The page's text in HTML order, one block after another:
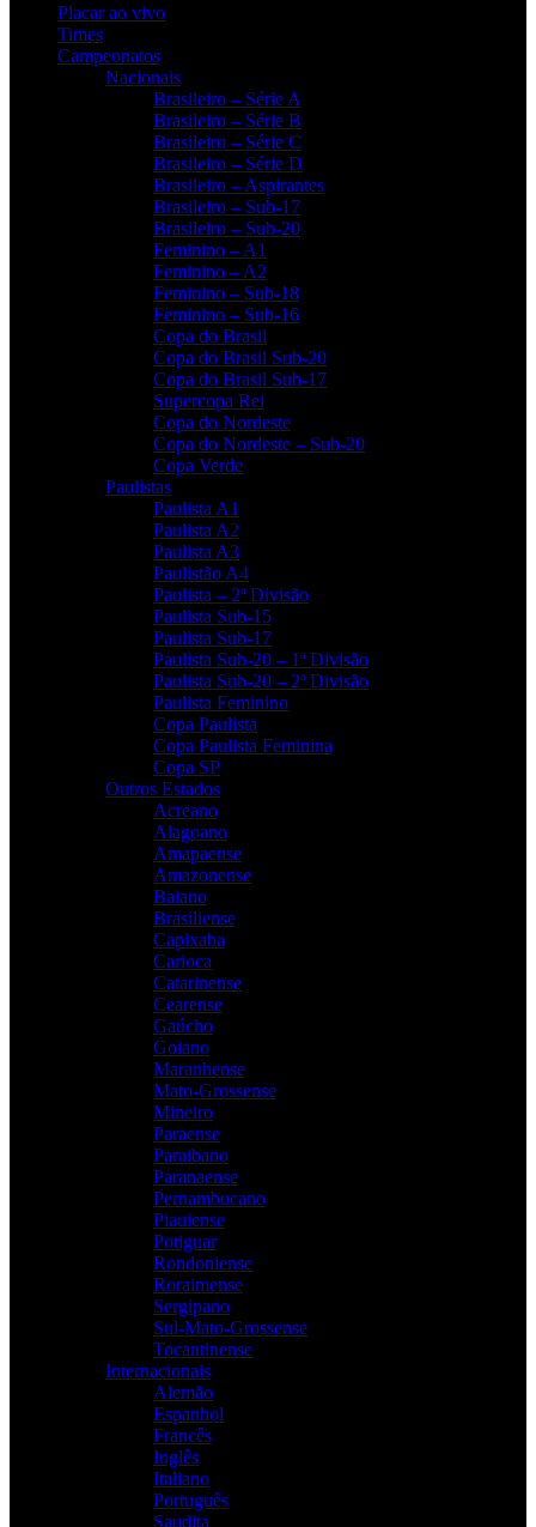
Placar ao vivo
Times
Campeonatos
Nacionais
Brasileiro – Série A
Brasileiro – Série B
Brasileiro – Série C
Brasileiro – Série D
Brasileiro – Aspirantes
Brasileiro – Sub-17
Brasileiro – Sub-20
Feminino – A1
Feminino – A2
Feminino – Sub-18
Feminino – Sub-16
Copa do Brasil
Copa do Brasil Sub-20
Copa do Brasil Sub-17
Supercopa Rei
Copa do Nordeste
Copa do Nordeste – Sub-20
Copa Verde
Paulistas
Paulista A1
Paulista A2
Paulista A3
Paulistão A4
Paulista – 2ª Divisão
Paulista Sub-15
Paulista Sub-17
Paulista Sub-20 – 1ª Divisão
Paulista Sub-20 – 2ª Divisão
Paulista Feminino
Copa Paulista
Copa Paulista Feminina
Copa SP
Outros Estados
Acreano
Alagoano
Amapaense
Amazonense
Baiano
Brasiliense
Capixaba
Carioca
Catarinense
Cearense
Gaúcho
Goiano
Maranhense
Mato-Grossense
Mineiro
Paraense
Paraibano
Paranaense
Pernambucano
Piauiense
Potiguar
Rondoniense
Roraimense
Sergipano
Sul-Mato-Grossense
Tocantinense
Internacionais
Alemão
Espanhol
Francês
Inglês
Italiano
Português
Saudita